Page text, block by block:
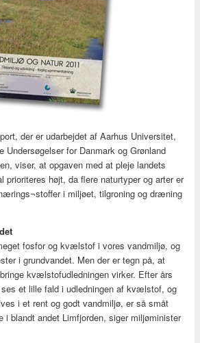
der er udarbejdet af Aarhus Universitet,
Undersøgelser for Danmark og Grønland
viser, at opgaven med at pleje landets
prioriteres højt, da flere naturtyper og arter er
i miljøet, tilgroning og dræning
fosfor og kvælstof i vores vandmiljø, og
i grundvandet. Men der er tegn på, at
kvælstofudledningen virker. Efter års
et lille fald i udledningen af kvælstof, og
i et rent og godt vandmiljø, er så småt
i blandt andet Limfjorden, siger miljøminister